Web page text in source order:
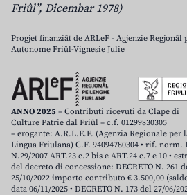
Friûl”, Dicembar 1978)
Progjet finanziât de ARLeF - Agjenzie Regjonâl
Autonome Friûl-Vignesie Julie
ANNO 2025 – Contributi ricevuti da Clape di
Culture Patrie dal Friûl – c.f. 01299830305
– erogante: A.R.L.E.F. (Agenzia Regionale per
Lingua Friulana) C.F. 94094780304 • rif. norm.
N.29/2007 ART.23 c.2 bis e ART.24 c.7 e 10 •
del decreto di concessione: DECRETO N. 261
25/10/2022 importo contributo € 3.500,00
data 06/11/2025 • DECRETO N. 173 del 27/06/